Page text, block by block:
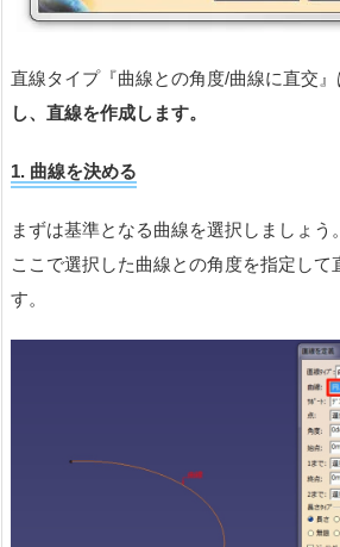
直線タイプ『曲線との角度/曲線に直交』
し、直線を作成します。
1. 曲線を決める
まずは基準となる曲線を選択しましょう。
ここで選択した曲線との角度を指定して
す。